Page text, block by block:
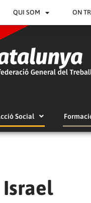
QUI SOM ON
Social